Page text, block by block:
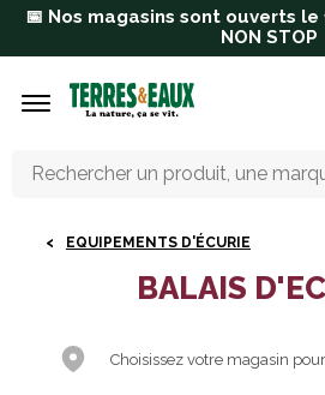
Aller au contenu principal
📅 Nos magasins sont ouverts
NON STOP
EQUIPEMENTS D'ÉCURIE
BALAIS
Choisissez votre magasin